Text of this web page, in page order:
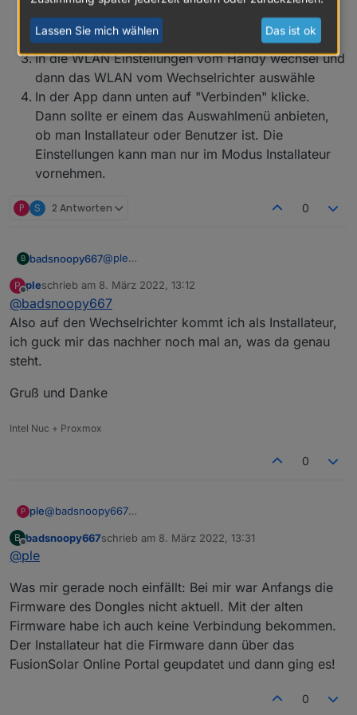
Auf das Bildchen mit dem Wechselrichter klicke in
der APP
In die WLAN Einstellungen vom Handy wechsel und
dann das WLAN vom Wechselrichter auswähle
In der App dann unten auf "Verbinden" klicke.
Dann sollte er einem das Auswahlmenü anbieten,
ob man Installateur oder Benutzer ist. Die
Einstellungen kann man nur im Modus Installateur
vornehmen.
P S 2 Antworten 0
B badsnoopy667@ple
App benutzen,NICHT
Das sind zwei verschiedene Apps!
Mein Wechselrichter hat sich leider
abgeschossen (Hardware Defekt), deshalb
kann ich nicht so richtig darauf zugreifen...
aber ich habe in paar Screenshots gemacht von
den Einstellungen.
Bei mir gibt es, wenn ich vor dem
Wechselrichter stehe zwei WLAN Netze, auf
die ich mich verbinden kann. Einmal
drauf, aber ich meine, man muss ich mit beiden
Hier die Screenshots vom Wechselrichter
P
Offline
pleschrieb am 8. März 2022, 13:12
zuletzt editiert von
@badsnoopy667
Also auf den Wechselrichter kommt ich als Installateur,
ich guck mir das nachher noch mal an, was da genau
steht.
Gruß und Danke
Intel Nuc + Proxmox
0
P ple@badsnoopy667
guck mir das nachher noch mal an, was da genau steht.
Gruß und Danke
B
Offline
badsnoopy667schrieb am 8. März 2022, 13:31
zuletzt editiert von
@ple
Was mir gerade noch einfällt: Bei mir war Anfangs die
Firmware des Dongles nicht aktuell. Mit der alten
Firmware habe ich auch keine Verbindung bekommen.
Der Installateur hat die Firmware dann über das
FusionSolar Online Portal geupdatet und dann ging es!
0
Lassen Sie mich wählen Das ist ok